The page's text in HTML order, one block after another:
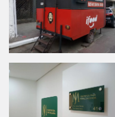
9898
E-
mail: